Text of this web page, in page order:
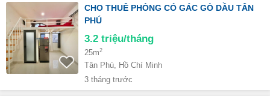
CHO THUÊ PHÒNG CÓ GÁC GÒ DẦU TÂN
PHÚ
3.2 triệu/tháng
25m2
Tân Phú, Hồ Chí Minh
3 tháng trước